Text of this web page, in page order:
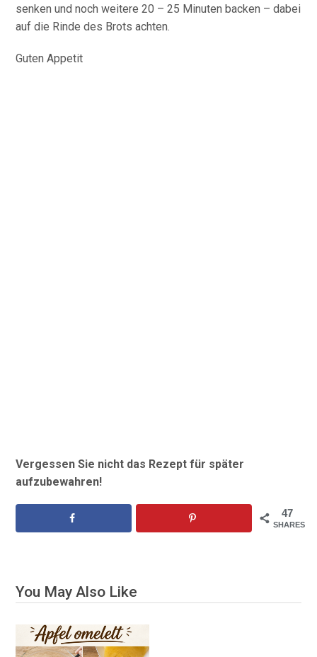
senken und noch weitere 20 – 25 Minuten backen – dabei
auf die Rinde des Brots achten.
Guten Appetit
Vergessen Sie nicht das Rezept für später
aufzubewahren!
47
SHARES
You May Also Like